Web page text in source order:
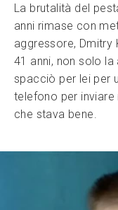
La brutalità del
anni rimase con
aggressore, Dmitry
41 anni, non solo
spacciò per lei per
telefono per
che stava bene.